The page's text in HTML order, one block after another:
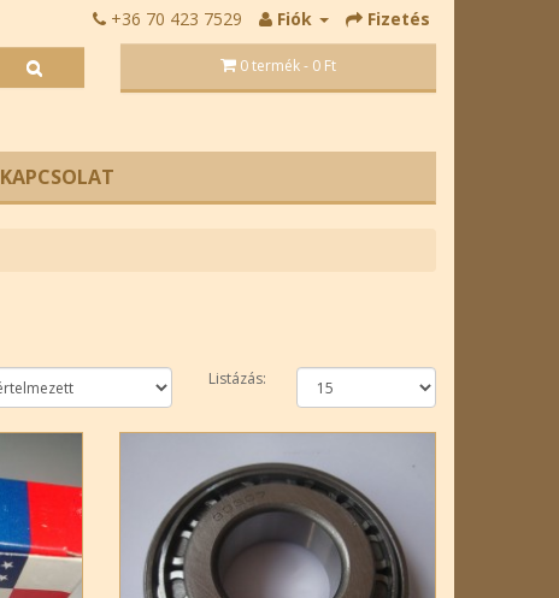
+36 70 423 7529 Fiók Fizetés
0 termék - 0 Ft
KAPCSOLAT
Listázás: